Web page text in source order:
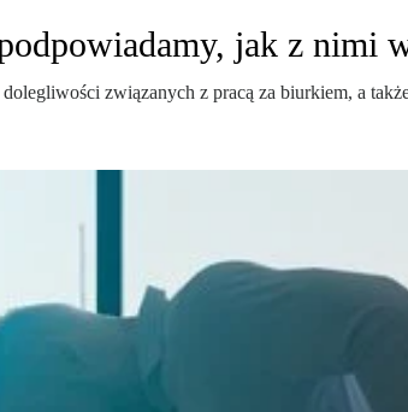
jak z nimi
związanych z pracą za biurkiem, a